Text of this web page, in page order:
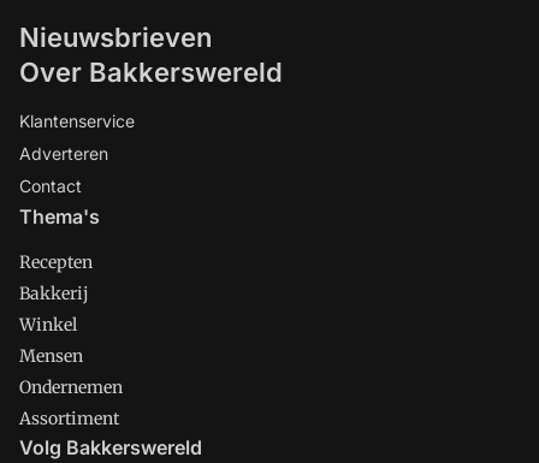
Nieuwsbrieven
Over Bakkerswereld
Klantenservice
Adverteren
Contact
Thema's
Recepten
Bakkerij
Winkel
Mensen
Ondernemen
Assortiment
Volg Bakkerswereld